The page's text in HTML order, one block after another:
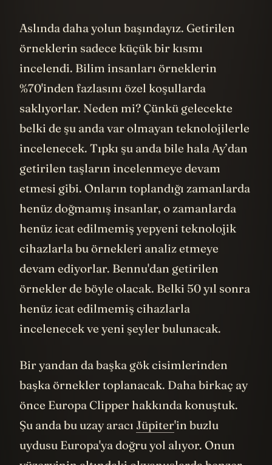
Aslında daha yolun başındayız. Getirilen
örneklerin sadece küçük bir kısmı
incelendi. Bilim insanları örneklerin
%70'inden fazlasını özel koşullarda
saklıyorlar. Neden mi? Çünkü gelecekte
belki de şu anda var olmayan teknolojilerle
incelenecek. Tıpkı şu anda bile hala Ay’dan
getirilen taşların incelenmeye devam
etmesi gibi. Onların toplandığı zamanlarda
henüz doğmamış insanlar, o zamanlarda
henüz icat edilmemiş yepyeni teknolojik
cihazlarla bu örnekleri analiz etmeye
devam ediyorlar. Bennu'dan getirilen
örnekler de böyle olacak. Belki 50 yıl sonra
henüz icat edilmemiş cihazlarla
incelenecek ve yeni şeyler bulunacak.
Bir yandan da başka gök cisimlerinden
başka örnekler toplanacak. Daha birkaç ay
önce Europa Clipper hakkında konuştuk.
Şu anda bu uzay aracı Jüpiter'in buzlu
uydusu Europa'ya doğru yol alıyor. Onun